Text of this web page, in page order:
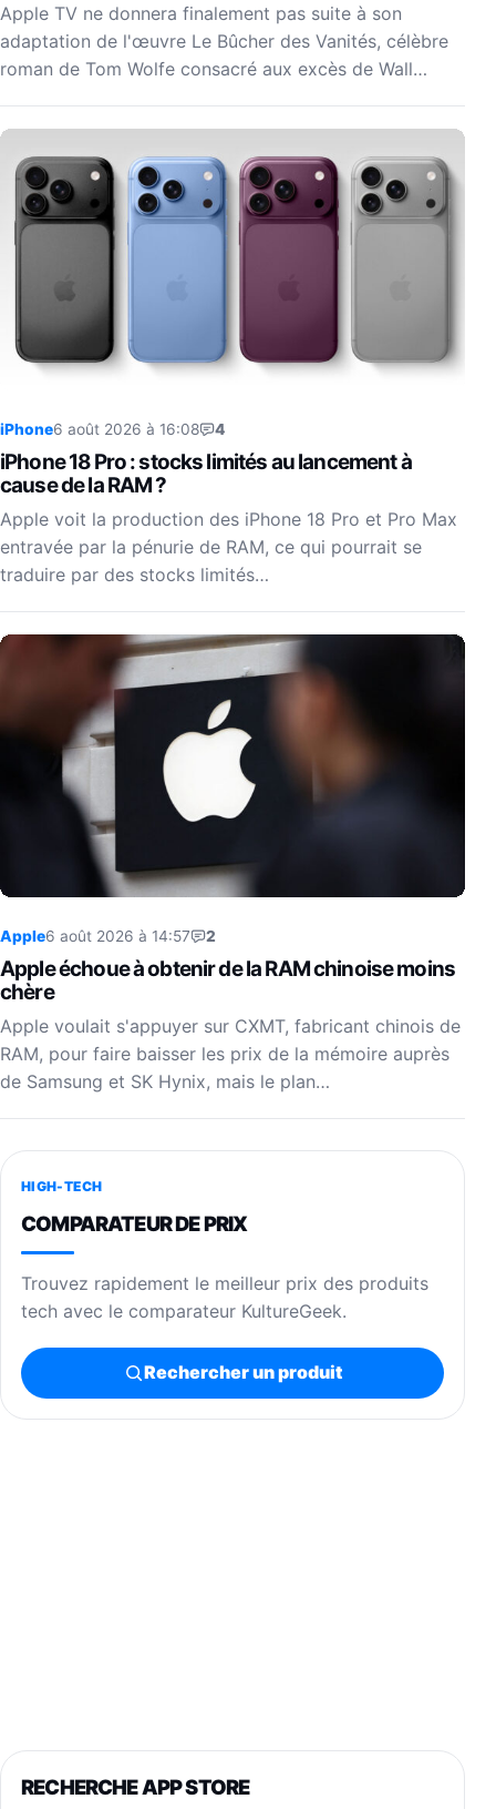
Apple TV ne donnera finalement pas suite à son
adaptation de l'œuvre Le Bûcher des Vanités, célèbre
roman de Tom Wolfe consacré aux excès de Wall…
iPhone6 août 2026 à 16:08 4
iPhone 18 Pro : stocks limités au lancement à
cause de la RAM ?
Apple voit la production des iPhone 18 Pro et Pro Max
entravée par la pénurie de RAM, ce qui pourrait se
traduire par des stocks limités…
Apple6 août 2026 à 14:57 2
Apple échoue à obtenir de la RAM chinoise moins
chère
Apple voulait s'appuyer sur CXMT, fabricant chinois de
RAM, pour faire baisser les prix de la mémoire auprès
de Samsung et SK Hynix, mais le plan…
HIGH-TECH
COMPARATEUR DE PRIX
Trouvez rapidement le meilleur prix des produits
tech avec le comparateur KultureGeek.
Rechercher un produit
RECHERCHE APP STORE